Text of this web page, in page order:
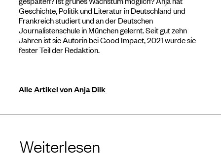
Geschichte, Politik und Literatur in Deutschland und
Frankreich studiert und an der Deutschen
Journalistenschule in München gelernt. Seit gut zehn
Jahren ist sie Autorin bei Good Impact, 2021 wurde sie
fester Teil der Redaktion.
Alle Artikel von Anja Dilk
Weiterlesen